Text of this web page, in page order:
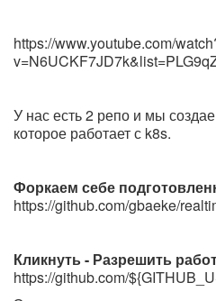
https://www.youtube.com/
У нас есть 2 репо и мы
которое работает с k8s.
Форкаем себе
https://github.com/gbaeke/
Кликнуть - Разрешить
https://github.com/